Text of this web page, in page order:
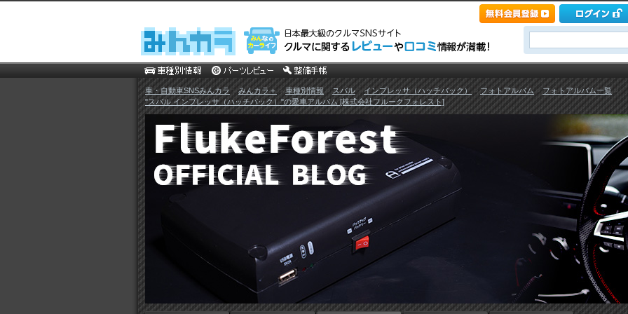
車・自動車SNSみんカラ> みんカラ＋ >車種別情報> スバル> インプレッサ（ハッチバック） >フォトアルバム> フォトアルバム一覧 >
"スバル インプレッサ（ハッチバック）"の愛車アルバム [株式会社フルークフォレスト]